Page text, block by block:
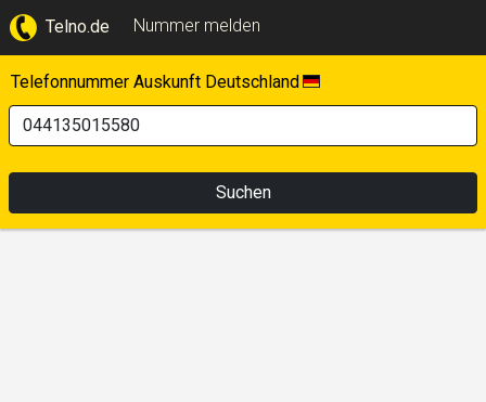
Telno.de Nummer melden
Telefonnummer Auskunft Deutschland
Suchen